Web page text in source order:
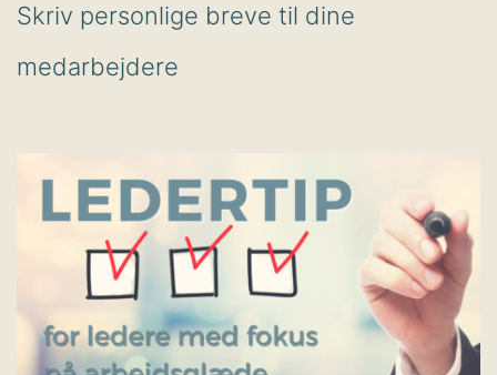
Skriv personlige breve til dine
medarbejdere